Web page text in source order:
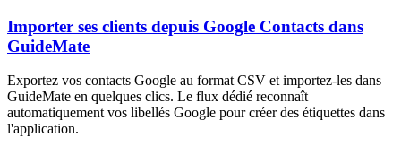
Importer ses clients depuis Google Contacts dans
GuideMate
Exportez vos contacts Google au format CSV et importez-les dans
GuideMate en quelques clics. Le flux dédié reconnaît
automatiquement vos libellés Google pour créer des étiquettes dans
l'application.